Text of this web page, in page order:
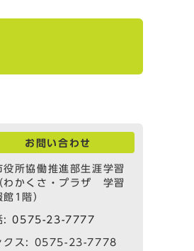
お問い合わせ
役所協働推進部生涯学習
わかくさ・プラザ 学習
館1階）
:0575-23-7777
クス: 0575-23-7778